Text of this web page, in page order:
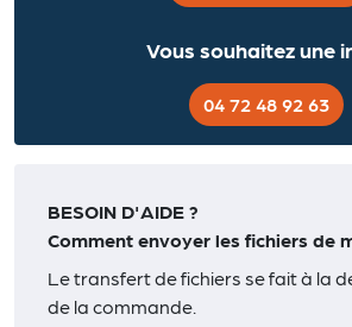
Vous souhaitez une
04 72 48 92 63
BESOIN D'AIDE ?
Comment envoyer les fichiers de
Le transfert de fichiers se fait à la
de la commande.